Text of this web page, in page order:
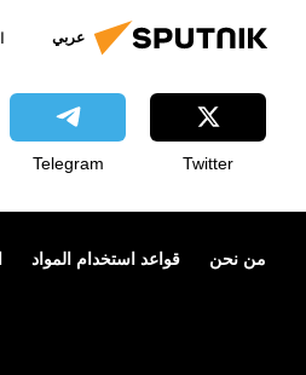
عربي
Twitter
Telegram
من نحن قواعد استخدام المواد